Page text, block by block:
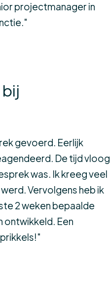
projectmanager in
gevoerd. Eerlijk
De tijd vloog
was. Ik kreeg veel
Vervolgens heb ik
2 weken bepaalde
ontwikkeld. Een